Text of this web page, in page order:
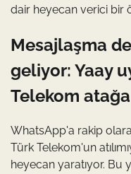
dair heyecan verici bir
Mesajlaşma
geliyor: Yaay
Telekom
WhatsApp'a rakip
Türk Telekom'un
heyecan yaratıyor.